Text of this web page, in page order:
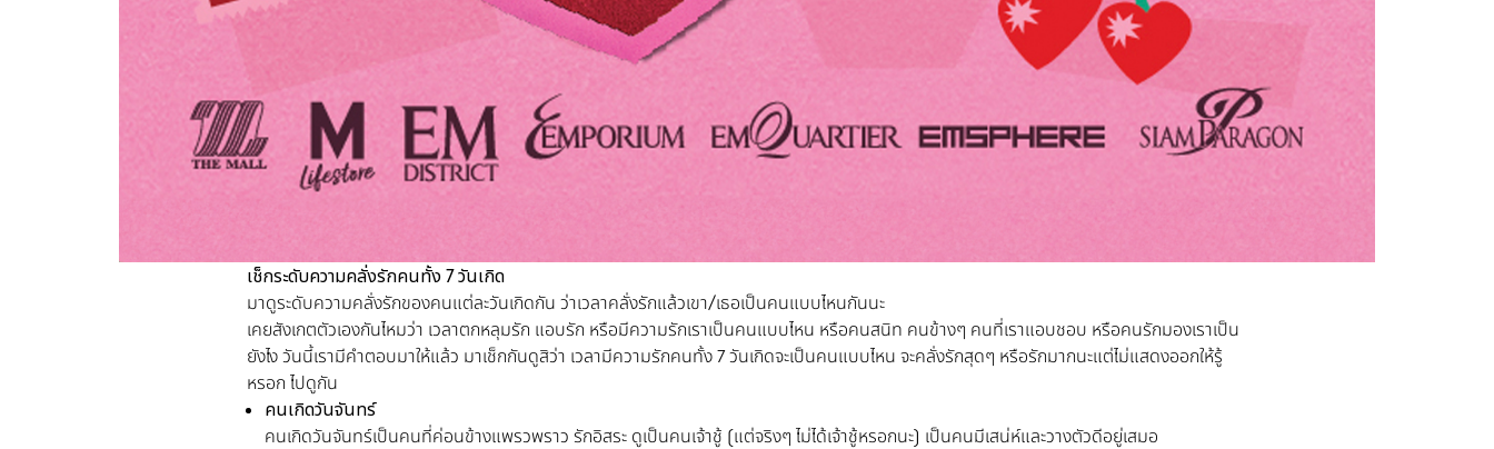
เช็กระดับความคลั่งรักคนทั้ง 7 วันเกิด
มาดูระดับความคลั่งรักของคนแต่ละวันเกิดกัน ว่าเวลาคลั่งรักแล้วเขา/เธอเป็นคนแบบไหนกันนะ
เคยสังเกตตัวเองกันไหมว่า เวลาตกหลุมรัก แอบรัก หรือมีความรักเราเป็นคนแบบไหน หรือคนสนิท คนข้างๆ คนที่เราแอบชอบ หรือคนรักมองเราเป็น
ยังไง วันนี้เรามีคำตอบมาให้แล้ว มาเช็กกันดูสิว่า เวลามีความรักคนทั้ง 7 วันเกิดจะเป็นคนแบบไหน จะคลั่งรักสุดๆ หรือรักมากนะแต่ไม่แสดงออกให้รู้
หรอก ไปดูกัน
คนเกิดวันจันทร์
คนเกิดวันจันทร์เป็นคนที่ค่อนข้างแพรวพราว รักอิสระ ดูเป็นคนเจ้าชู้ (แต่จริงๆ ไม่ได้เจ้าชู้หรอกนะ) เป็นคนมีเสน่ห์และวางตัวดีอยู่เสมอ